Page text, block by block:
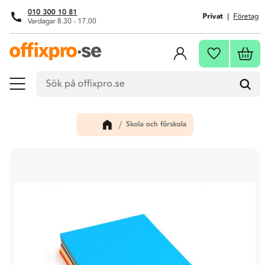
Meny
010 300 10 81
Vardagar 8.30 - 17.00 Privat Företag
Favoriter
Skola och förskola